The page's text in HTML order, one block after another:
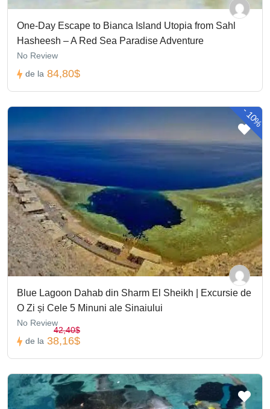
One-Day Escape to Bianca Island Utopia from Sahl
Hasheesh – A Red Sea Paradise Adventure
No Review
de la 84,80$
-
10%
Blue Lagoon Dahab din Sharm El Sheikh | Excursie de
O Zi și Cele 5 Minuni ale Sinaiului
No Review
de la
42,40$
38,16$